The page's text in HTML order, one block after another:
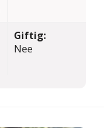
Giftig:
Nee